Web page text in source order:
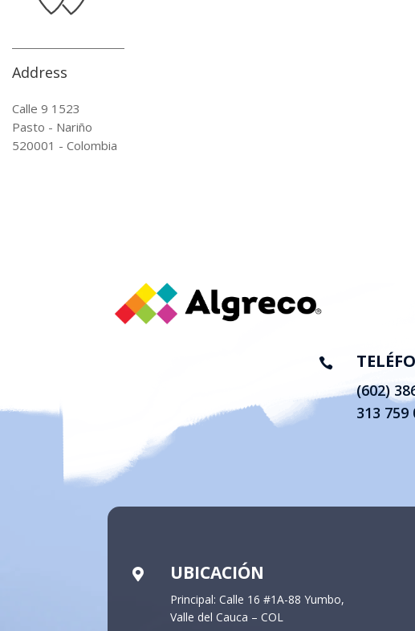
Address
Calle 9 1523
Pasto - Nariño
520001 - Colombia

(602)
313 759
 UBICACIÓN
Principal: Calle 16 #1A-88 Yumbo,
Valle del Cauca – COL